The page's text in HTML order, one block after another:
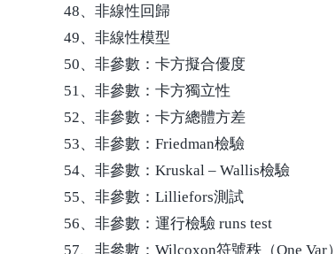
48、非線性回歸
49、非線性模型
50、非參數：卡方擬合優度
51、非參數：卡方獨立性
52、非參數：卡方總體方差
53、非參數：Friedman檢驗
54、非參數：Kruskal – Wallis檢驗
55、非參數：Lilliefors測試
56、非參數：運行檢驗 runs test
57、非參數：Wilcoxon符號秩（One Var）